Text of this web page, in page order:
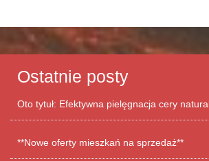
Ostatnie posty
Oto tytuł: Efektywna pielęgnacja cery
**Nowe oferty mieszkań na sprzedaż**